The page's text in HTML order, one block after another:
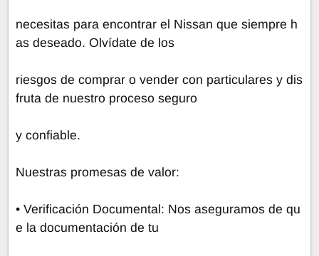
necesitas para encontrar el Nissan que siempre h
as deseado. Olvídate de los
riesgos de comprar o vender con particulares y dis
fruta de nuestro proceso seguro
y confiable.
Nuestras promesas de valor:
• Verificación Documental: Nos aseguramos de qu
e la documentación de tu